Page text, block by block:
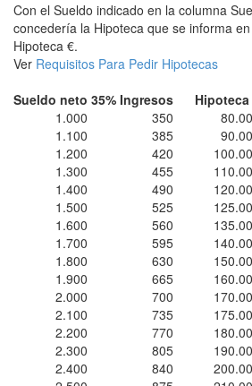
Con el Sueldo indicado en la columna
concedería la Hipoteca que se informa
Hipoteca €.
Ver Requisitos Para Pedir Hipotecas
Sueldo neto 35% Ingresos
Hipoteca
1.000
350
1.100
385
1.200
420
1.300
455
1.400
490
1.500
525
1.600
560
1.700
595
1.800
630
1.900
665
2.000
700
2.100
735
2.200
770
2.300
805
2.400
840